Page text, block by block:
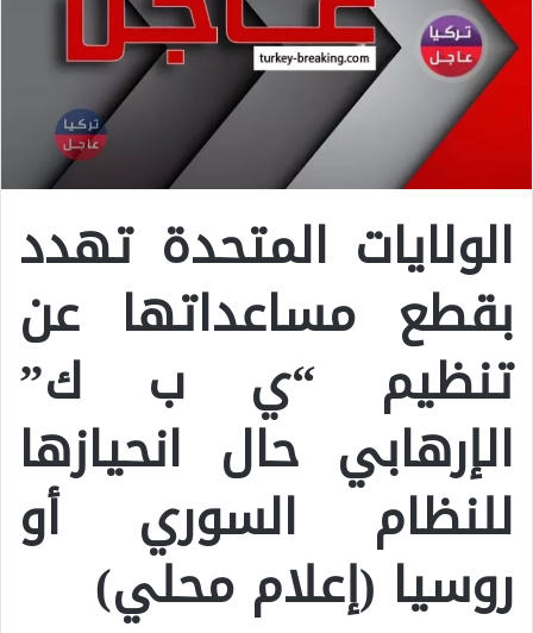
الولايات المتحدة تهدد
بقطع مساعداتها عن
تنظيم “ي ب ك”
الإرهابي حال انحيازها
للنظام السوري أو
روسيا (إعلام محلي)